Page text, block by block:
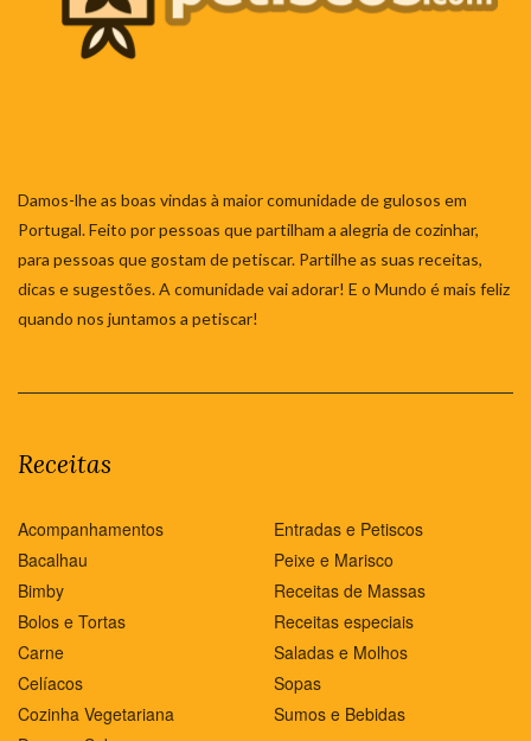
Damos-lhe as boas vindas à maior comunidade de gulosos em
Portugal. Feito por pessoas que partilham a alegria de cozinhar,
para pessoas que gostam de petiscar. Partilhe as suas receitas,
dicas e sugestões. A comunidade vai adorar! E o Mundo é mais feliz
quando nos juntamos a petiscar!
Receitas
Acompanhamentos
Bacalhau
Bimby
Bolos e Tortas
Carne
Celíacos
Cozinha Vegetariana
Entradas e Petiscos
Peixe e Marisco
Receitas de Massas
Receitas especiais
Saladas e Molhos
Sopas
Sumos e Bebidas